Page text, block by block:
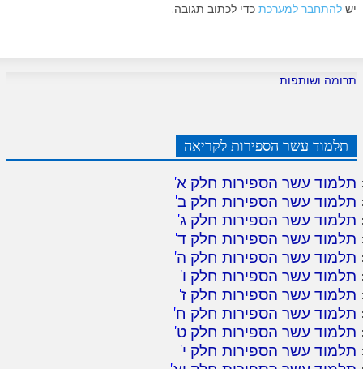
יש להתחבר למערכת כדי לכתוב תגובה.
תרומה ושותפות
תלמוד עשר הספירות לקריאה
תלמוד עשר הספירות חלק א'
תלמוד עשר הספירות חלק ב'
תלמוד עשר הספירות חלק ג'
תלמוד עשר הספירות חלק ד'
תלמוד עשר הספירות חלק ה'
תלמוד עשר הספירות חלק ו'
תלמוד עשר הספירות חלק ז'
תלמוד עשר הספירות חלק ח'
תלמוד עשר הספירות חלק ט'
תלמוד עשר הספירות חלק י'